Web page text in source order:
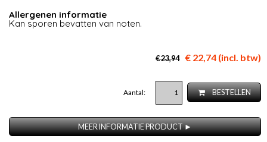
Allergenen informatie
Kan sporen bevatten van noten.
€ 23,94 € 22,74 (incl. btw)
Aantal: BESTELLEN
MEER INFORMATIE PRODUCT ►